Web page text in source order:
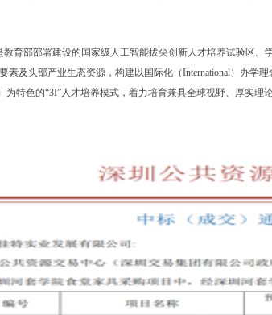
育部部署建设的国家级人工智能拔尖创新人才培养试验区。
素及头部产业生态资源，构建以国际化（International）办学
为特色的“3I”人才培养模式，着力培育兼具全球视野、厚实